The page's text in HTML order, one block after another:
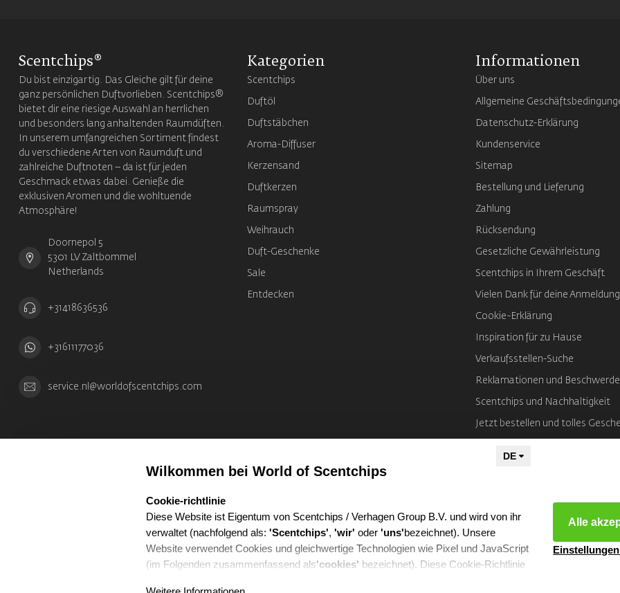
Scentchips®
Du bist einzigartig. Das Gleiche gilt für deine
ganz persönlichen Duftvorlieben. Scentchips®
bietet dir eine riesige Auswahl an herrlichen
und besonders lang anhaltenden Raumdüften.
In unserem umfangreichen Sortiment findest
du verschiedene Arten von Raumduft und
zahlreiche Duftnoten – da ist für jeden
Geschmack etwas dabei. Genieße die
exklusiven Aromen und die wohltuende
Atmosphäre!
Doornepol 5
5301 LV Zaltbommel
Netherlands
+31418636536
+31611177036
service.nl@worldofscentchips.com
Kategorien
Scentchips
Duftöl
Duftstäbchen
Aroma-Diffuser
Kerzensand
Duftkerzen
Raumspray
Weihrauch
Duft-Geschenke
Sale
Entdecken
Informationen
Über uns
Allgemeine
Datenschutz-Erklärung
Kundenservice
Sitemap
Bestellung und Lieferung
Zahlung
Rücksendung
Gesetzliche Gewährleistung
Scentchips in Ihrem Geschäft
Vielen Dank für deine Anmeldung
Cookie-Erklärung
Inspiration für zu Hause
Verkaufsstellen-Suche
Reklamationen und
Scentchips und Nachhaltigkeit
Jetzt bestellen und tolles
Wilkommen bei World of Scentchips
select language
Cookie-richtlinie
Diese Website ist Eigentum von Scentchips / Verhagen Group B.V. und wird von ihr
verwaltet (nachfolgend als: 'Scentchips', 'wir' oder 'uns'bezeichnet). Unsere
Website verwendet Cookies und gleichwertige Technologien wie Pixel und JavaScript
(im Folgenden zusammenfassend als'cookies' bezeichnet). Diese Cookie-Richtlinie
Alle